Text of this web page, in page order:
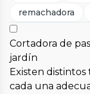
remachadora
Cortadora de
jardín
Existen distintos
cada una